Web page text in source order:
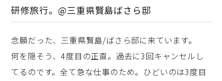
研修旅行。@三重県賢島ばさら邸
念願だった、三重県賢島/ばさら邸に来ています。
何を隠そう、4度目の正直。過去に3回キャンセルし
てるのです。全て急な仕事のため。ひどいのは3度目